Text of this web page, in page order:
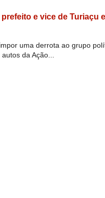
e vice de Turiaçu
uma derrota ao grupo
da Ação...